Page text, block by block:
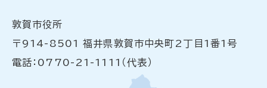
敦賀市役所
〒914-8501 福井県敦賀市中央町2丁目1番1号
電話：0770-21-1111（代表）